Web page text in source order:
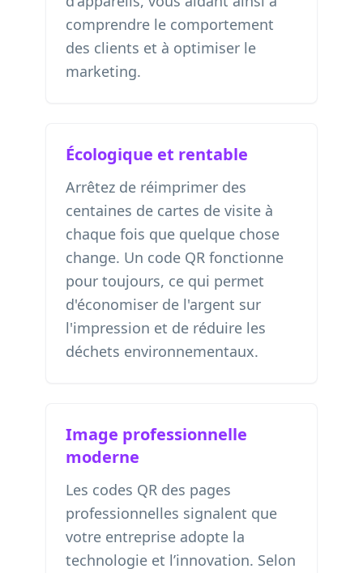
comprendre le comportement
des clients et à optimiser le
marketing.
Écologique et rentable
Arrêtez de réimprimer des
centaines de cartes de visite à
chaque fois que quelque chose
change. Un code QR fonctionne
pour toujours, ce qui permet
d'économiser de l'argent sur
l'impression et de réduire les
déchets environnementaux.
Image professionnelle
moderne
Les codes QR des pages
professionnelles signalent que
votre entreprise adopte la
technologie et l’innovation. Selon